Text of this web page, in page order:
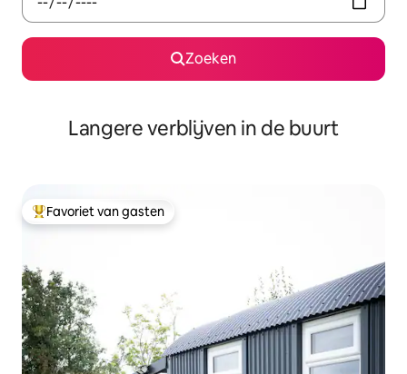
Zoeken
Langere verblijven in de buurt
Topfavoriet van gasten
Favoriet van gasten